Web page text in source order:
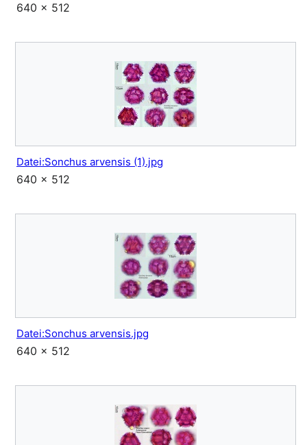
640 × 512
Datei:Sonchus arvensis (1).jpg
640 × 512
Datei:Sonchus arvensis.jpg
640 × 512